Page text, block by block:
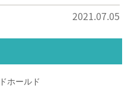
2021.07.05
ホールド